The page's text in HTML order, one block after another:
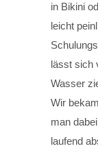
in Bikini
leicht
lässt sich
Wasser
Wir
man
laufend